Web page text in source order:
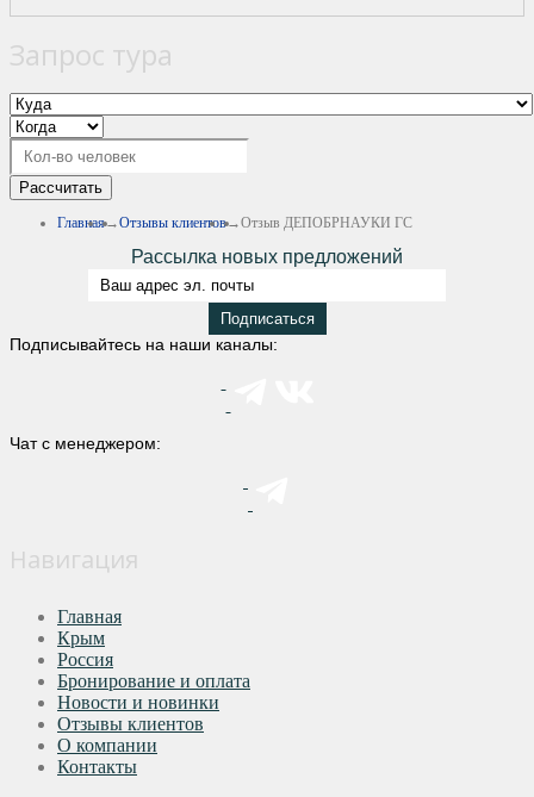
Запрос тура
Рассчитать
Главная Отзывы клиентов Отзыв ДЕПОБРНАУКИ ГС
Рассылка новых предложений
Подписывайтесь на наши каналы:
Чат с менеджером:
Навигация
Главная
Крым
Россия
Бронирование и оплата
Новости и новинки
Отзывы клиентов
О компании
Контакты